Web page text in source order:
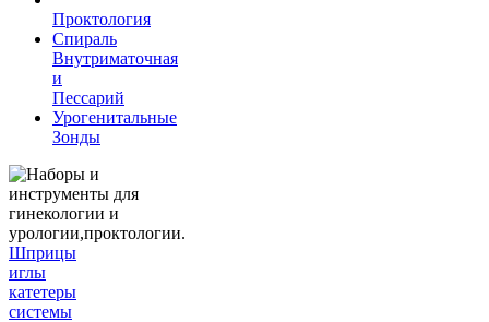
Проктология
Спираль
Внутриматочная
и
Пессарий
Урогенитальные
Зонды
Шприцы
иглы
катетеры
системы